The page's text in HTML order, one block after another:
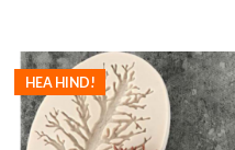
HEA HIND!